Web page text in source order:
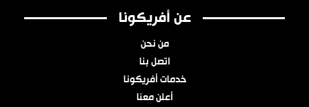
عن أفريكونا
من نحن
اتصل بنا
خدمات أفريكونا
أعلن معنا